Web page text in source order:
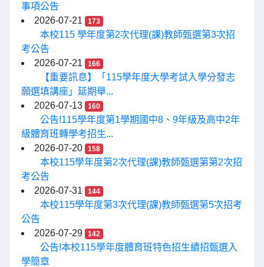
事項公告
2026-07-21
173
本校115 學年度第2次代理(課)教師甄選第3次招
考公告
2026-07-21
166
【重要訊息】「115學年度大學考試入學分發志
願選填講座」延期舉...
2026-07-13
160
公告!115學年度第1學期國中8、9年級及高中2年
級體育班轉學考招生...
2026-07-20
158
本校115學年度第2次代理(課)教師甄選第第2次招
考公告
2026-07-31
144
本校115學年度第3次代理(課)教師甄選第5次招考
公告
2026-07-29
142
公告!本校115學年度體育班特色招生續招甄選入
學簡章